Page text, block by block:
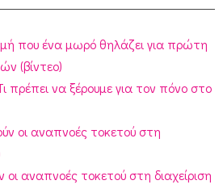
που ένα μωρό θηλάζει για πρώτη
(βίντεο)
πρέπει να ξέρουμε για τον πόνο στο
οι αναπνοές τοκετού στη
αναπνοές τοκετού στη διαχείριση